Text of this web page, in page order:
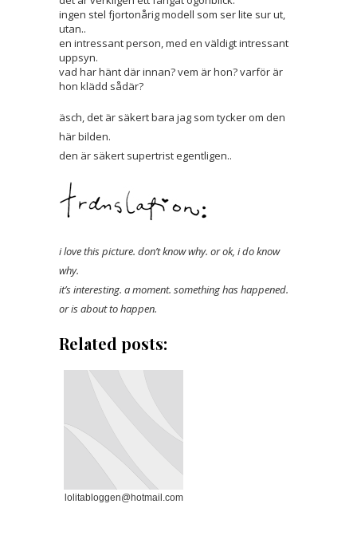
ingen stel fjortonårig modell som ser lite sur ut,
utan..
en intressant person, med en väldigt intressant
uppsyn.
vad har hänt där innan? vem är hon? varför är
hon klädd sådär?
äsch, det är säkert bara jag som tycker om den
här bilden.
den är säkert supertrist egentligen..
i love this picture. don’t know why. or ok, i do know
why.
it’s interesting. a moment. something has happened.
or is about to happen.
Related posts:
lolitabloggen@hotmail.com